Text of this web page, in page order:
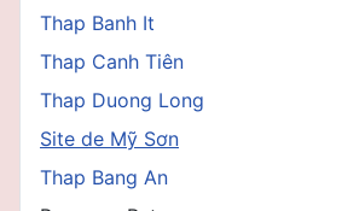
Thap Banh It
Thap Canh Tiên
Thap Duong Long
Site de Mỹ Sơn
Thap Bang An